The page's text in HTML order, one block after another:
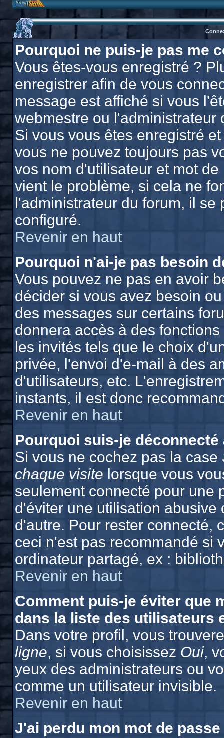
Pourquoi ne puis-je pas me
Vous êtes-vous enregistré ?
enregistrer afin de vous
message est affiché si vous
webmestre ou l'administrateur
Si vous vous êtes enregistré
vous ne pouvez toujours pas
vos nom d'utilisateur et mot
vient le problème, si cela ne
l'administrateur du forum, il se
configuré.
Revenir en haut
Pourquoi n'ai-je pas besoin
Vous pouvez ne pas en avoir
décider si vous avez besoin
des messages sur certains
donnera accès à des
les invités tels que le choix
privée, l'envoi d'e-mail à des
d'utilisateurs, etc.
instants, il est donc
Revenir en haut
Pourquoi suis-je
Si vous ne cochez pas la case
chaque visite lorsque vous
seulement connecté pour une
d'éviter une utilisation
d'autre. Pour rester connecté,
ceci n'est pas recommandé si
ordinateur partagé, ex :
Revenir en haut
Comment puis-je éviter que
dans la liste des utilisateurs
Dans votre profil, vous
ligne, si vous choisissez Oui,
yeux des administrateurs ou
comme un utilisateur invisible.
Revenir en haut
J'ai perdu mon mot de passe